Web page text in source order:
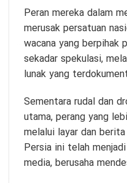
Peran mereka dalam
merusak persatuan
wacana yang berpihak
sekadar spekulasi,
lunak yang
Sementara rudal dan
utama, perang yang
melalui layar dan
Persia ini telah
media, berusaha